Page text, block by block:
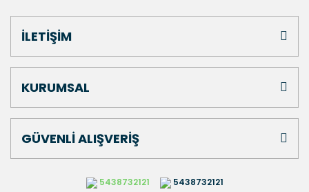
İLETİŞİM
KURUMSAL
GÜVENLİ ALIŞVERİŞ
5438732121 5438732121